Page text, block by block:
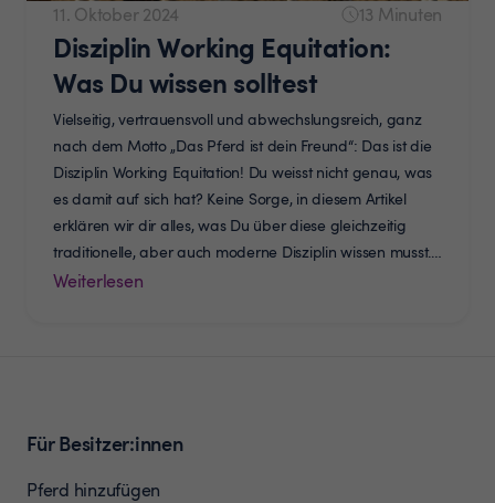
11. Oktober 2024 Minuten
Disziplin Working Equitation:
Was Du wissen solltest
Vielseitig, vertrauensvoll und abwechslungsreich, ganz
nach dem Motto „Das Pferd ist dein Freund“: Das ist die
Disziplin Working Equitation! Du weisst nicht genau, was
es damit auf sich hat? Keine Sorge, in diesem Artikel
erklären wir dir alles, was Du über diese gleichzeitig
traditionelle, aber auch moderne Disziplin wissen musst.
Vorsicht: Sie ist einer unserer […]
Weiterlesen
Für Besitzer:innen
Pferd hinzufügen